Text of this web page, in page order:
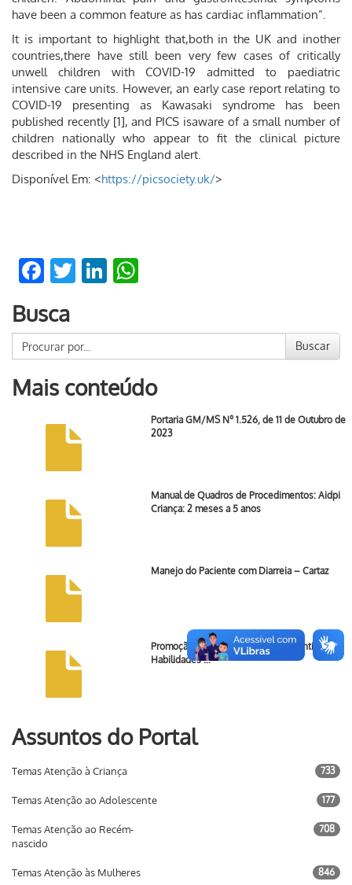
have been a common feature as has cardiac inflammation”.
It is important to highlight that,both in the UK and inother
countries,there have still been very few cases of critically
unwell children with COVID-19 admitted to paediatric
intensive care units. However, an early case report relating to
COVID-19 presenting as Kawasaki syndrome has been
published recently [1], and PICS isaware of a small number of
children nationally who appear to fit the clinical picture
described in the NHS England alert.
Disponível Em: <https://picsociety.uk/>
Facebook
TwitterLinkedIn
Busca
Buscar
Mais conteúdo
Portaria GM/MS Nº 1.526, de 11 de Outubro de
2023
Manual de Quadros de Procedimentos: Aidpi
Criança: 2 meses a 5 anos
Manejo do Paciente com Diarreia – Cartaz
Promoção do Desenvolvimento Infantil e de
Habilidades …
Assuntos do Portal
Temas Atenção à Criança 733
Temas Atenção ao Adolescente 177
Temas Atenção ao Recém-
nascido
708
Temas Atenção às Mulheres 846